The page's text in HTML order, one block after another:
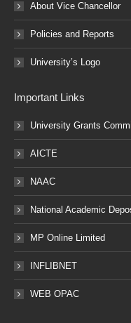
About Vice Chancellor
Policies and Reports
University’s Logo
Important Links
University Grants
AICTE
NAAC
National Academic
MP Online Limited
INFLIBNET
WEB OPAC